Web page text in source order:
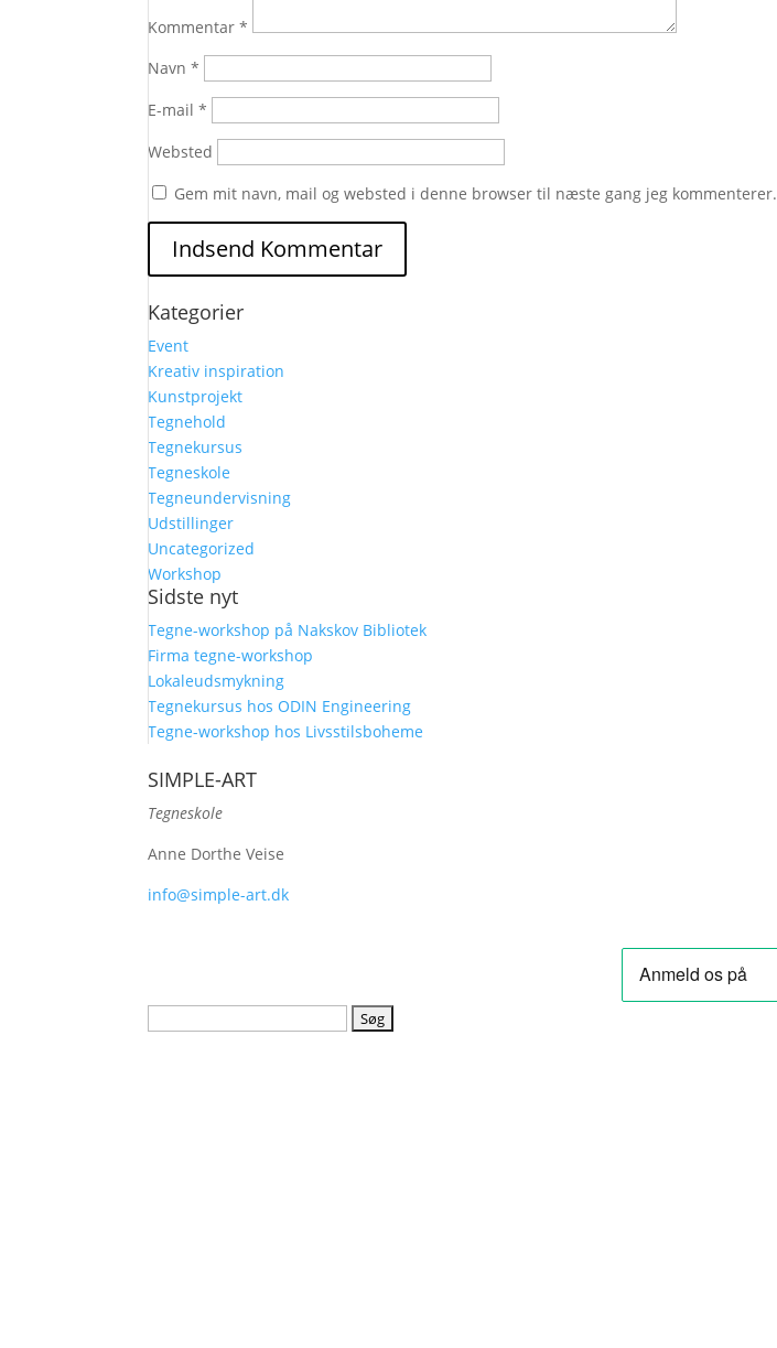
Kommentar*
Navn*
E-mail*
Websted
Gem mit navn, mail og websted i denne browser til næste gang jeg kommenterer.
Kategorier
Event
Kreativ inspiration
Kunstprojekt
Tegnehold
Tegnekursus
Tegneskole
Tegneundervisning
Udstillinger
Uncategorized
Workshop
Sidste nyt
Tegne-workshop på Nakskov Bibliotek
Firma tegne-workshop
Lokaleudsmykning
Tegnekursus hos ODIN Engineering
Tegne-workshop hos Livsstilsboheme
SIMPLE-ART
Tegneskole
Anne Dorthe Veise
info@simple-art.dk